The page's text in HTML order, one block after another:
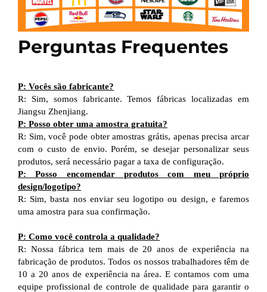
Perguntas Frequentes
P: Vocês são fabricante?
R: Sim, somos fabricante. Temos fábricas localizadas em
Jiangsu Zhenjiang.
P: Posso obter uma amostra gratuita?
R: Sim, você pode obter amostras grátis, apenas precisa arcar
com o custo de envio. Porém, se desejar personalizar seus
produtos, será necessário pagar a taxa de configuração.
P: Posso encomendar produtos com meu próprio
design/logotipo?
R: Sim, basta nos enviar seu logotipo ou design, e faremos
uma amostra para sua confirmação.
P: Como você controla a qualidade?
R: Nossa fábrica tem mais de 20 anos de experiência na
fabricação de produtos. Todos os nossos trabalhadores têm de
10 a 20 anos de experiência na área. E contamos com uma
equipe profissional de controle de qualidade para garantir o